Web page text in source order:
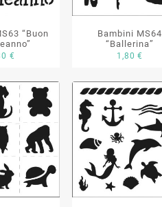
“Buon
€
Bambini MS64
“Ballerina”
1,80€